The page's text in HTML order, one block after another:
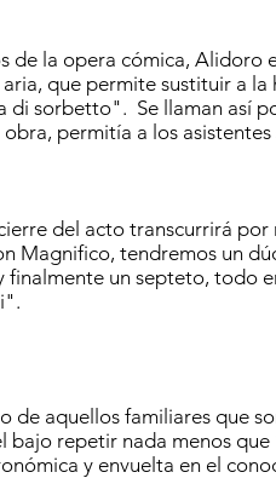
de la opera cómica, Alidoro
que permite sustituir a la
di sorbetto". Se llaman así
permitía a los asistentes
del acto transcurrirá por
Magnifico, tendremos un
finalmente un septeto, todo
de aquellos familiares que
bajo repetir nada menos que
y envuelta en el